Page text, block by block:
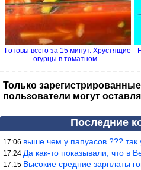
Готовы всего за 15 минут. Хрустящие
огурцы в томатном...
Только
пользователи могут
Последние
17:06 выше чем у папуасов ??? так
17:24 Да как-то показывали, что в
17:15 Высокие средние зарплаты